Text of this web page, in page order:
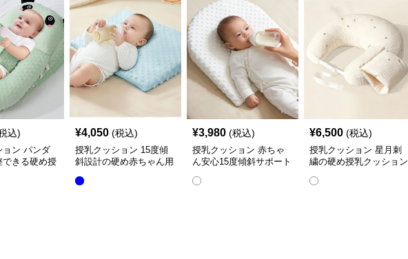
込)
ョン パンダ
できる硬め授
¥4,050 (税込)
授乳クッション 15度傾
斜設計の硬め赤ちゃん用
¥3,980 (税込)
授乳クッション 赤ちゃ
ん安心15度傾斜サポート
¥6,500 (税込)
授乳クッション 星月刺
繍の硬め授乳クッション